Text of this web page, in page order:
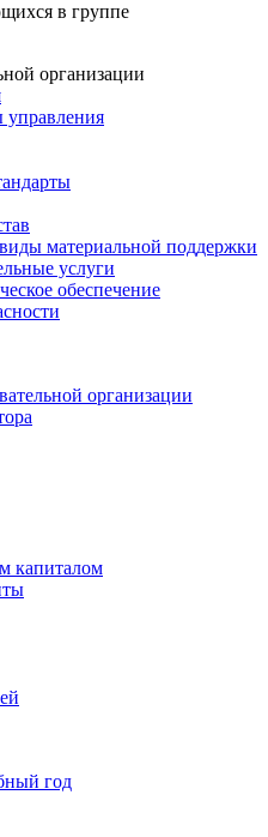
в группе
организации
управления
материальной поддержки
услуги
обеспечение
организации
капиталом
год